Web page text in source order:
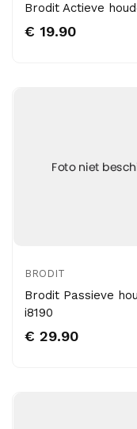
Brodit Actieve
€ 19.90
BRODIT
Brodit Passieve
i8190
€ 29.90